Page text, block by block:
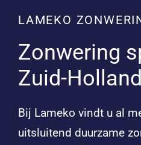
LAMEKO
Zonwering
Zuid-Holland
Bij Lameko vindt u al
uitsluitend duurzame